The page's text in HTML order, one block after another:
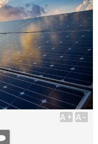
A+ A-